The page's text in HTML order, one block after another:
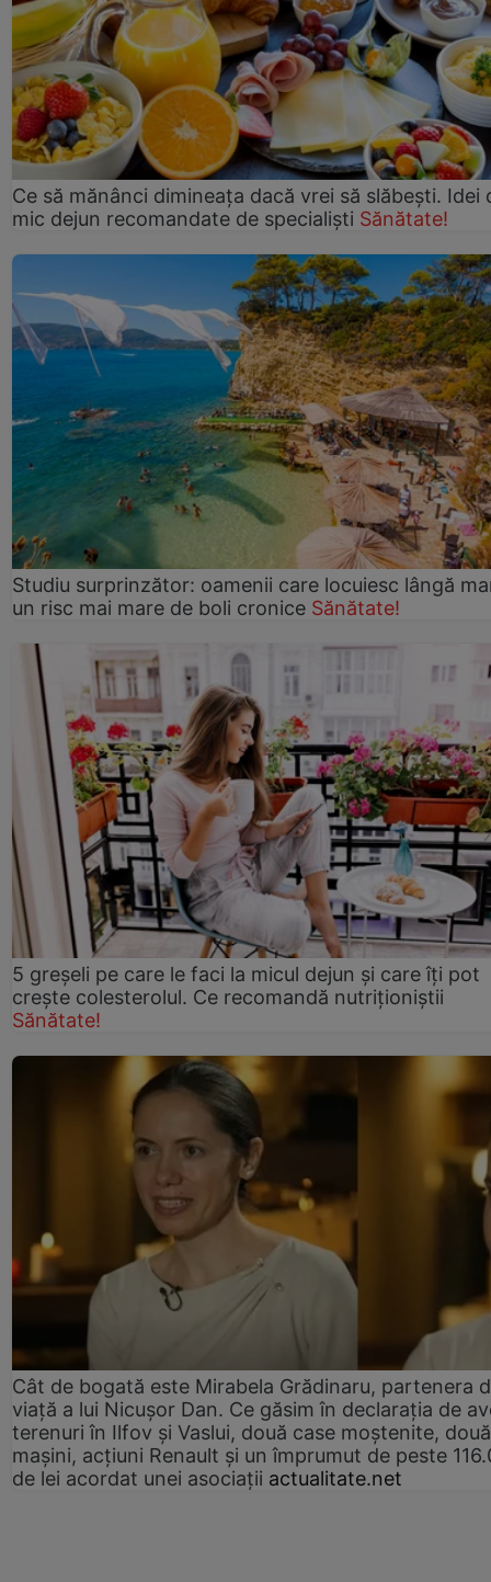
Ce să mănânci dimineața dacă vrei să slăbești. Idei
mic dejun recomandate de specialiști Sănătate!
Studiu surprinzător: oamenii care locuiesc lângă
un risc mai mare de boli cronice Sănătate!
5 greșeli pe care le faci la micul dejun și care îți pot
crește colesterolul. Ce recomandă nutriționiștii
Sănătate!
Cât de bogată este Mirabela Grădinaru, partenera
viață a lui Nicușor Dan. Ce găsim în declarația de
terenuri în Ilfov și Vaslui, două case moștenite, două
mașini, acțiuni Renault și un împrumut de peste
de lei acordat unei asociații actualitate.net